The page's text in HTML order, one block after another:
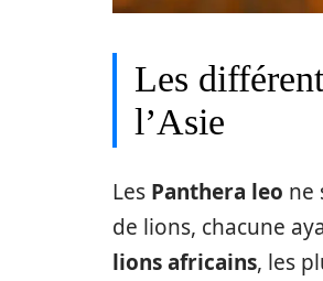
Les
l’Asie
Les Panthera leo ne
de lions, chacune
lions africains, les